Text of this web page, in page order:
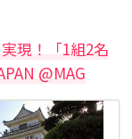
現！「1組2名
@MAG